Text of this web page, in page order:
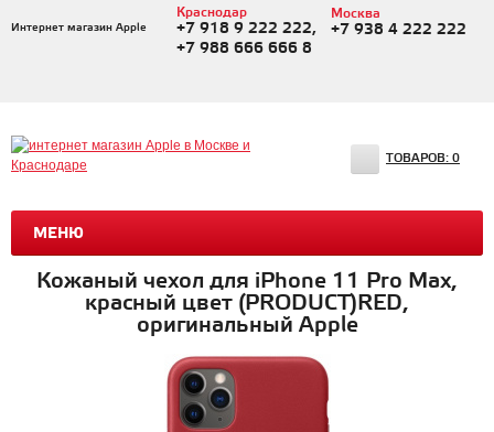
Интернет магазин Apple
Краснодар
+7 918 9 222 222,
+7 988 666 666 8
Москва
+7 938 4 222 222
МЕНЮ
ТОВАРОВ: 0
Кожаный чехол для iPhone 11 Pro Max,
красный цвет (PRODUCT)RED,
оригинальный Apple